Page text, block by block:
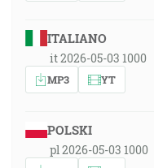
ITALIANO
it 2026-05-03 1000
MP3 YT
POLSKI
pl 2026-05-03 1000